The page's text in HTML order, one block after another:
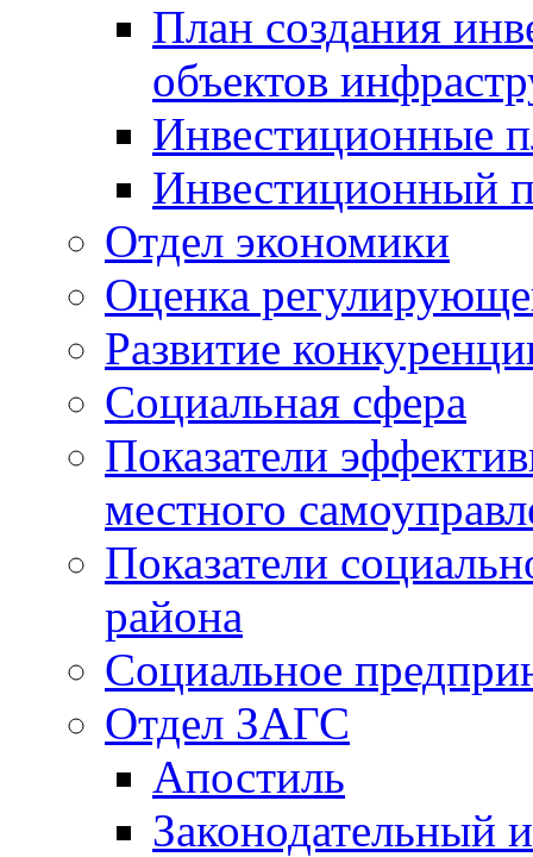
План создания
объектов
Инвестиционные
Инвестиционный
Отдел экономики
Оценка
Развитие
Социальная сфера
Показатели
местного
Показатели
района
Социальное
Отдел ЗАГС
Апостиль
Законодательный